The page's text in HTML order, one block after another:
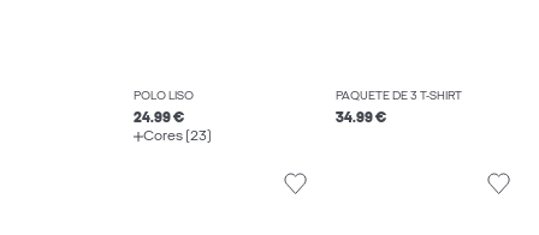
POLO LISO
24.99 €
Cores (23)
PAQUETE DE 3 T-SHIRT
34.99 €